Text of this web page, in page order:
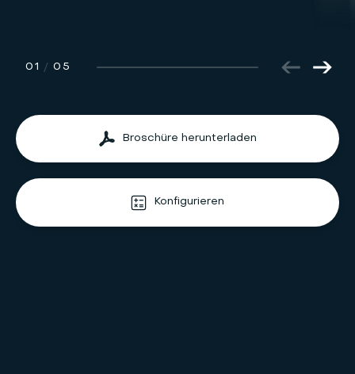
01 / 05
Broschüre herunterladen
Konfigurieren